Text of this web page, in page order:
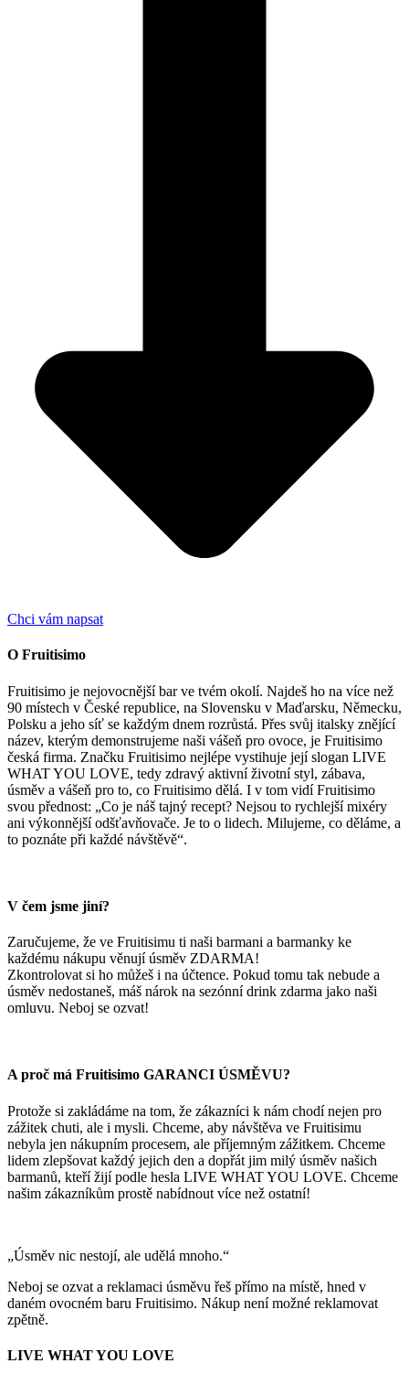
Chci vám napsat
O Fruitisimo
Fruitisimo je nejovocnější bar ve tvém okolí. Najdeš ho na více než
90 místech v České republice, na Slovensku v Maďarsku, Německu,
Polsku a jeho síť se každým dnem rozrůstá. Přes svůj italsky znějící
název, kterým demonstrujeme naši vášeň pro ovoce, je Fruitisimo
česká firma. Značku Fruitisimo nejlépe vystihuje její slogan LIVE
WHAT YOU LOVE, tedy zdravý aktivní životní styl, zábava,
úsměv a vášeň pro to, co Fruitisimo dělá. I v tom vidí Fruitisimo
svou přednost: „Co je náš tajný recept? Nejsou to rychlejší mixéry
ani výkonnější odšťavňovače. Je to o lidech. Milujeme, co děláme, a
to poznáte při každé návštěvě“.
V čem jsme jiní?
Zaručujeme, že ve Fruitisimu ti naši barmani a barmanky ke
každému nákupu věnují úsměv ZDARMA!
Zkontrolovat si ho můžeš i na účtence. Pokud tomu tak nebude a
úsměv nedostaneš, máš nárok na sezónní drink zdarma jako naši
omluvu. Neboj se ozvat!
A proč má Fruitisimo GARANCI ÚSMĚVU?
Protože si zakládáme na tom, že zákazníci k nám chodí nejen pro
zážitek chuti, ale i mysli. Chceme, aby návštěva ve Fruitisimu
nebyla jen nákupním procesem, ale příjemným zážitkem. Chceme
lidem zlepšovat každý jejich den a dopřát jim milý úsměv našich
barmanů, kteří žijí podle hesla LIVE WHAT YOU LOVE. Chceme
našim zákazníkům prostě nabídnout více než ostatní!
„Úsměv nic nestojí, ale udělá mnoho.“
Neboj se ozvat a reklamaci úsměvu řeš přímo na místě, hned v
daném ovocném baru Fruitisimo. Nákup není možné reklamovat
zpětně.
LIVE WHAT YOU LOVE